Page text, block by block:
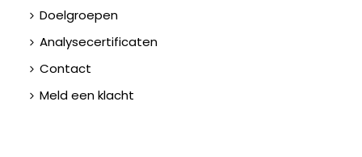
Doelgroepen
Analysecertificaten
Contact
Meld een klacht